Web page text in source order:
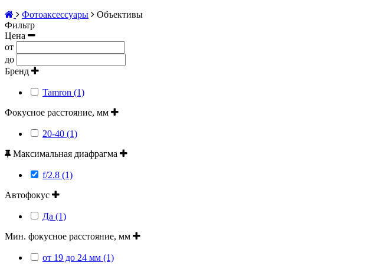
Фотоаксессуары
Объективы
Фильтр
Цена
от
до
Бренд
Tamron (1)
Фокусное расстояние, мм
20-40 (1)
Максимальная диафрагма
f/2.8 (1)
Автофокус
Да (1)
Мин. фокусное расстояние, мм
от 19 до 24 мм (1)